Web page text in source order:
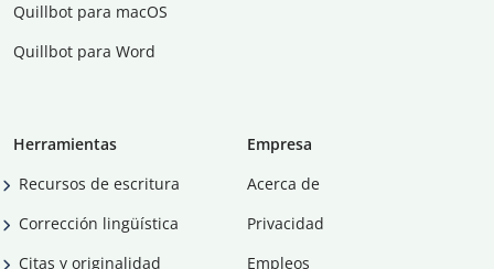
Quillbot para macOS
Quillbot para Word
Herramientas
Recursos de escritura
Corrección lingüística
Citas y originalidad
Empresa
Acerca de
Privacidad
Empleos